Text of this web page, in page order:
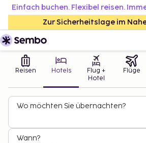
Einfach buchen. Flexibel reisen.
Zur Sicherheitslage im
Reisen Hotels
Flug +
Hotel
Flüge
Wo möchten Sie übernachten?
Wann?